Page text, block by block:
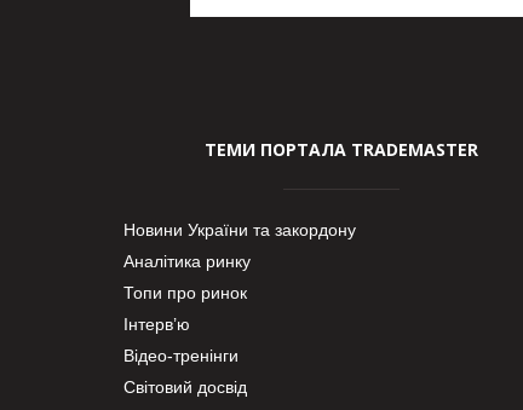
ТЕМИ ПОРТАЛА TRADEMASTER
Новини України та закордону
Аналітика ринку
Топи про ринок
Інтерв’ю
Відео-тренінги
Світовий досвід